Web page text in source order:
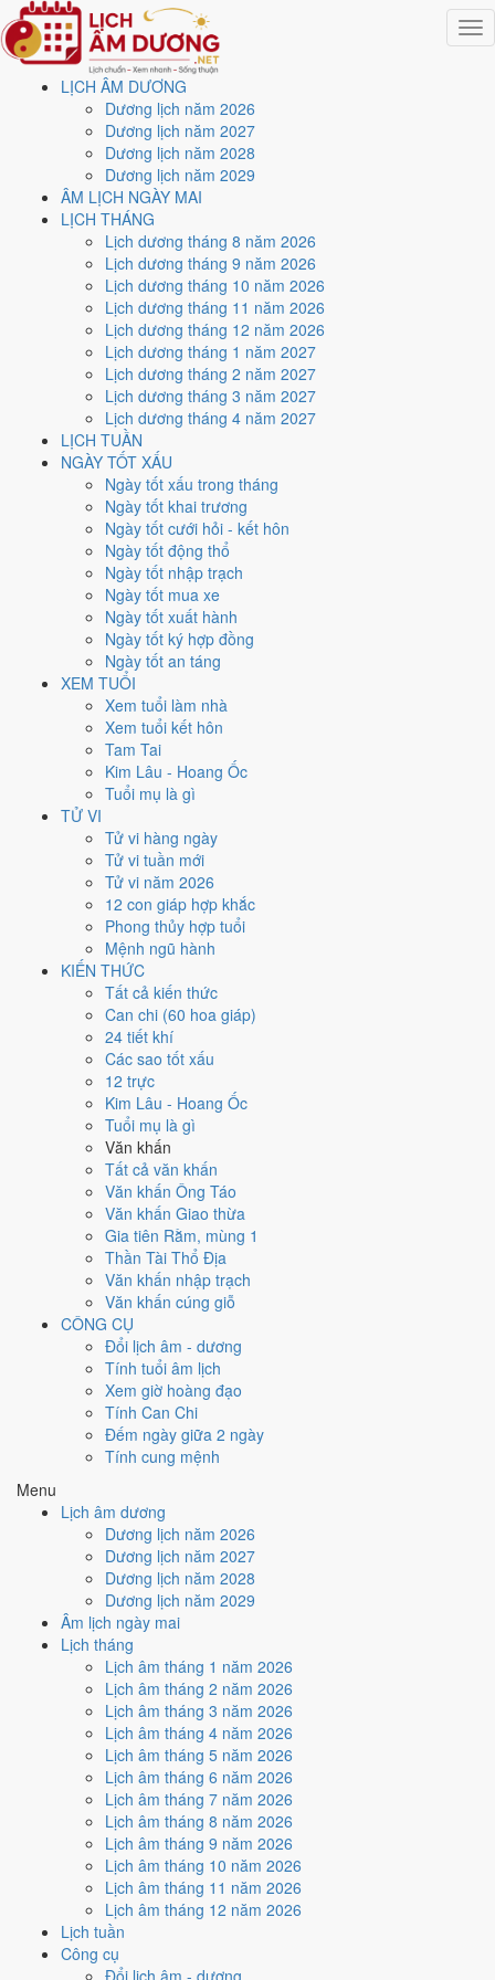
LỊCH ÂM DƯƠNG
Dương lịch năm 2026
Dương lịch năm 2027
Dương lịch năm 2028
Dương lịch năm 2029
ÂM LỊCH NGÀY MAI
LỊCH THÁNG
Lịch dương tháng 8 năm 2026
Lịch dương tháng 9 năm 2026
Lịch dương tháng 10 năm 2026
Lịch dương tháng 11 năm 2026
Lịch dương tháng 12 năm 2026
Lịch dương tháng 1 năm 2027
Lịch dương tháng 2 năm 2027
Lịch dương tháng 3 năm 2027
Lịch dương tháng 4 năm 2027
LỊCH TUẦN
NGÀY TỐT XẤU
Ngày tốt xấu trong tháng
Ngày tốt khai trương
Ngày tốt cưới hỏi - kết hôn
Ngày tốt động thổ
Ngày tốt nhập trạch
Ngày tốt mua xe
Ngày tốt xuất hành
Ngày tốt ký hợp đồng
Ngày tốt an táng
XEM TUỔI
Xem tuổi làm nhà
Xem tuổi kết hôn
Tam Tai
Kim Lâu - Hoang Ốc
Tuổi mụ là gì
TỬ VI
Tử vi hàng ngày
Tử vi tuần mới
Tử vi năm 2026
12 con giáp hợp khắc
Phong thủy hợp tuổi
Mệnh ngũ hành
KIẾN THỨC
Tất cả kiến thức
Can chi (60 hoa giáp)
24 tiết khí
Các sao tốt xấu
12 trực
Kim Lâu - Hoang Ốc
Tuổi mụ là gì
Văn khấn
Tất cả văn khấn
Văn khấn Ông Táo
Văn khấn Giao thừa
Gia tiên Rằm, mùng 1
Thần Tài Thổ Địa
Văn khấn nhập trạch
Văn khấn cúng giỗ
CÔNG CỤ
Đổi lịch âm - dương
Tính tuổi âm lịch
Xem giờ hoàng đạo
Tính Can Chi
Đếm ngày giữa 2 ngày
Tính cung mệnh
Menu
Lịch âm dương
Dương lịch năm 2026
Dương lịch năm 2027
Dương lịch năm 2028
Dương lịch năm 2029
Âm lịch ngày mai
Lịch tháng
Lịch âm tháng 1 năm 2026
Lịch âm tháng 2 năm 2026
Lịch âm tháng 3 năm 2026
Lịch âm tháng 4 năm 2026
Lịch âm tháng 5 năm 2026
Lịch âm tháng 6 năm 2026
Lịch âm tháng 7 năm 2026
Lịch âm tháng 8 năm 2026
Lịch âm tháng 9 năm 2026
Lịch âm tháng 10 năm 2026
Lịch âm tháng 11 năm 2026
Lịch âm tháng 12 năm 2026
Lịch tuần
Công cụ
Đổi lịch âm - dương
Trang chủ
Lịch năm 2022
Tháng 10/2022
Ngày 29/10/2022 (Ất Mão)
Xem ngày29/10/2022
dương lịch - Ngày 5/10 âm
lịch (Ất Mão) tốt hay xấu?
Ngày 29/10/2022 dương lịch (Thứ Bảy) là ngày 5/10/2022 âm lịch
Ất Mão- Cùng hành, Trực Định, Sao Nữ, nạp âm Đại Khe
Thủy. Tổng hòa, đây làNgày Hungvới điểm trung bình
các việc quan trọng. Giờ Hoàng Đạo trong ngày:
Mùi, Dậu.
Ngày Dương
Tháng 10 năm 2022
Tháng 10 âm năm 2022
Tiết Sương Giáng
Bính Tý
Nhâm Dần
Ngày Ất Mão có TrựcĐịnh(ngày yên ổn, vững chắc) nhưng gặp Sao
Huyền Vũ hắc đạo. Điểm trung bình 7 việc chính chỉ
Ngày Hung
, cần thận trọng với các quyết định lớn khó đảo ngược.
Mùi, Hợi, Tuấthợp ngày; tuổi
Ngày 29/10/2022 tốt hay xấu cho
việc gì?
Ngày 29/10/2022 đạt4.9/10trung bình cho 7 việc chính: cao nhất là
Sửa nhà - tu tạo (8/10)
Trực Định (ngày yên ổn, vững chắc) nhưng gặp Sao Huyền Vũ hắc
đạo nên điểm từng việc chênh nhau như bảng dưới.
Cưới hỏi - đính hôn
Tốt
Cưới hỏi - đính hôn hôm nay ở
, nhưng Ngày Hắc Đạo kéo giảm điểm.
Cách tính ngày tốt
Khai trương - mở cửa hàng
Trung bình
Khai trương - mở cửa hàng hôm nay ở
Ngày Hắc Đạogây bất lợi.
Cách tính ngày tốt
Ký hợp đồng - giao ước
Tốt
Ký hợp đồng - giao ước hôm nay ở
, nhưng Ngày Hắc Đạo kéo giảm điểm.
Cách tính ngày tốt
🏗️
Động thổ - khởi công
Trung bình
Động thổ - khởi công hôm nay ở
Ngày Hắc Đạogây bất lợi.
Cách tính ngày tốt
🏡 Nhập trạch - vào nhà mới
Tốt
Nhập trạch - vào nhà mới hôm nay ở
Trực Định, nhưng Ngày Hắc Đạo kéo giảm điểm.
Cách tính ngày tốt
Mua xe - tậu xe
Trung bình
Mua xe - tậu xe hôm nay ởmức trung bình (4/10)
Hắc Đạogây bất lợi.
Cách tính ngày tốt
Xuất hành - đi xa
Trung bình
Xuất hành - đi xa hôm nay ở
Hắc Đạogây bất lợi.